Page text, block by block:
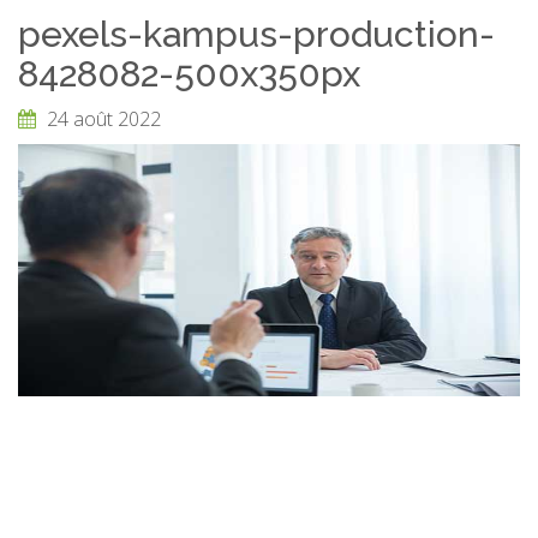
pexels-kampus-production-
8428082-500x350px
24 août 2022